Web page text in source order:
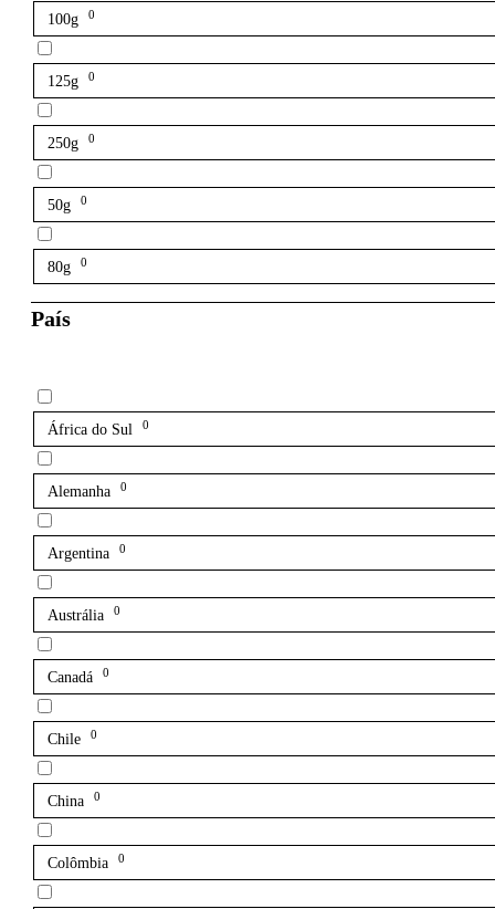
100g 0
125g 0
250g 0
50g 0
80g 0
País
África do Sul 0
Alemanha 0
Argentina 0
Austrália 0
Canadá 0
Chile 0
China 0
Colômbia 0